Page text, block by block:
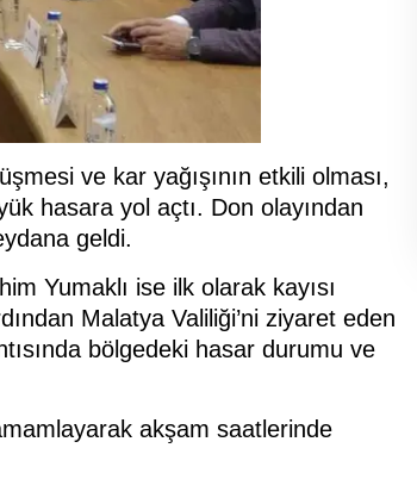
ve kar yağışının etkili olması,
hasara yol açtı. Don olayından
geldi.
Yumaklı ise ilk olarak kayısı
Malatya Valiliği’ni ziyaret eden
bölgedeki hasar durumu ve
akşam saatlerinde